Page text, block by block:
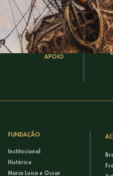
APOIO
FUNDAÇÃO
Institucional
Histórico
Maria Luisa e Oscar